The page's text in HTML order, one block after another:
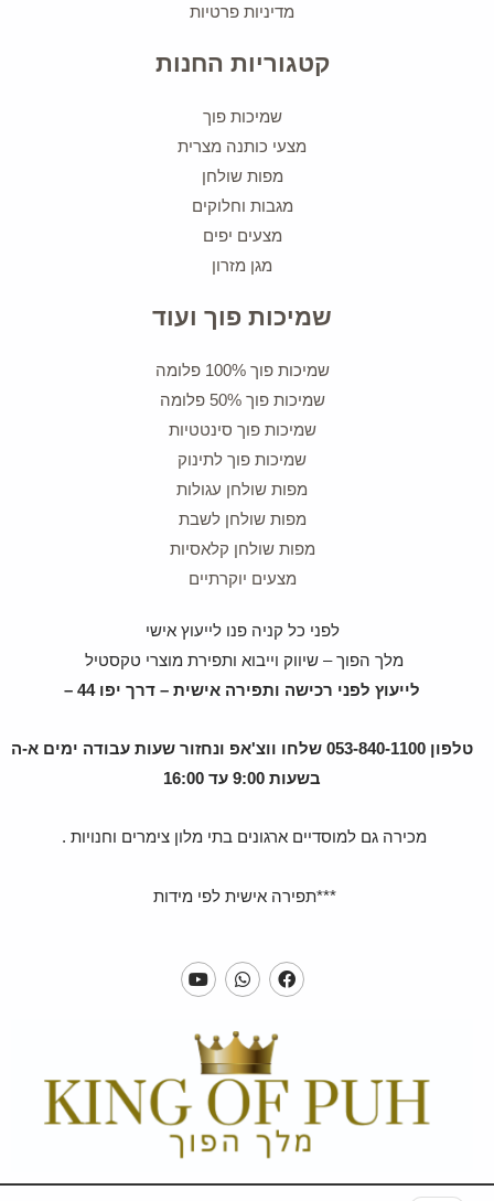
מדיניות פרטיות
קטגוריות החנות
שמיכות פוך
מצעי כותנה מצרית
מפות שולחן
מגבות וחלוקים
מצעים יפים
מגן מזרון
שמיכות פוך ועוד
שמיכות פוך 100% פלומה
שמיכות פוך 50% פלומה
שמיכות פוך סינטטיות
שמיכות פוך לתינוק
מפות שולחן עגולות
מפות שולחן לשבת
מפות שולחן קלאסיות
מצעים יוקרתיים
לפני כל קניה פנו לייעוץ אישי
מלך הפוך – שיווק וייבוא ותפירת מוצרי טקסטיל
לייעוץ לפני רכישה ותפירה אישית – דרך יפו 44 –
טלפון 053-840-1100 שלחו ווצ'אפ ונחזור שעות עבודה ימים א-ה
בשעות 9:00 עד 16:00
מכירה גם למוסדיים ארגונים בתי מלון צימרים וחנויות .
***תפירה אישית לפי מידות
F
a
k
W
h
s
p
p
Y
o
u
b